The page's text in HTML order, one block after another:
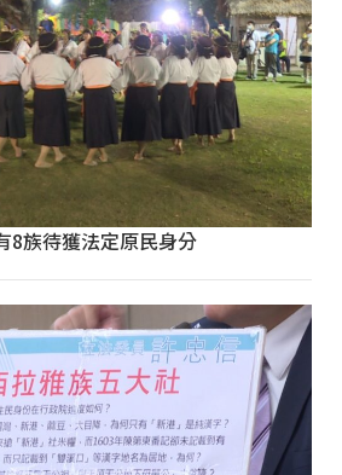
8族待獲法定原民身分